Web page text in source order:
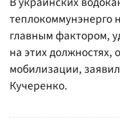
теплокоммунэнерго
главным фактором,
на этих должностях,
мобилизации,
Кучеренко.